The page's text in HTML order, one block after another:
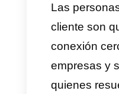
que
tengan
puesto y